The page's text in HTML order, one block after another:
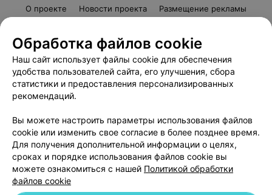
О проекте Новости проекта
Размещение рекламы
Пользовательское соглашение
Способы оплаты
Вакансии
Партнеры
Написать руководителю 103.by
Обработка персональных данных
Обработка файлов cookie
Наш сайт использует файлы cookie для обеспечения
удобства пользователей сайта, его улучшения, сбора
статистики и предоставления персонализированных
рекомендаций.
Вы можете настроить параметры использования файлов
cookie или изменить свое согласие в более позднее время.
Для получения дополнительной информации о целях,
сроках и порядке использования файлов cookie вы
можете ознакомиться с нашей Политикой обработки
файлов cookie